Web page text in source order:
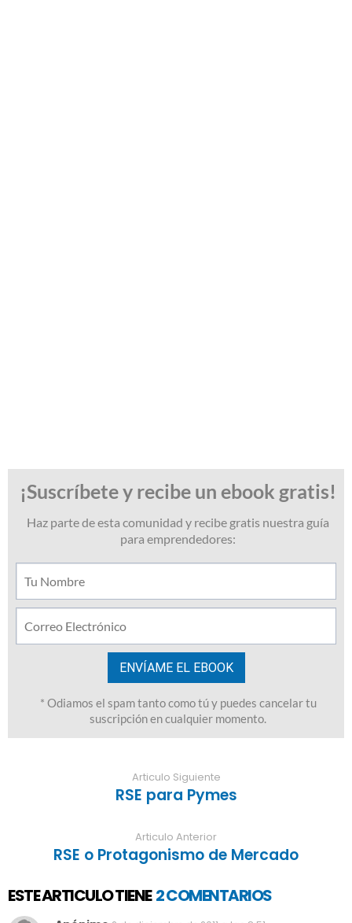
Articulo Siguiente
RSE para Pymes
Articulo Anterior
RSE o Protagonismo de Mercado
ESTE ARTICULO TIENE 2 COMENTARIOS